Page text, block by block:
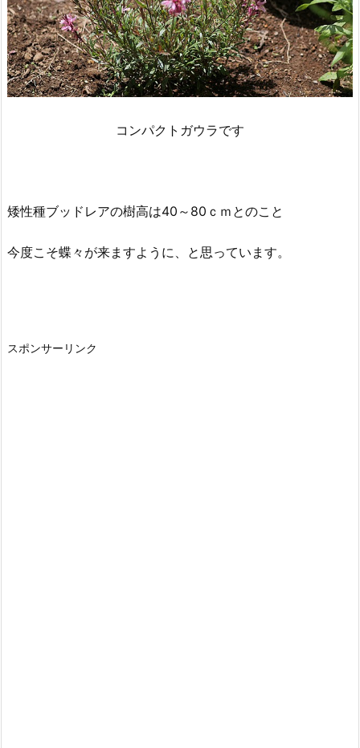
コンパクトガウラです
矮性種ブッドレアの樹高は40～80ｃｍとのこと
今度こそ蝶々が来ますように、と思っています。
スポンサーリンク